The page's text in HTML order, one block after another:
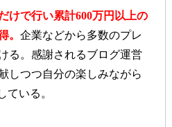
けで行い累計600万円以上の
。 企業などから多数のプレ
る。感謝されるブログ運営
しつつ自分の楽しみながら
ている。